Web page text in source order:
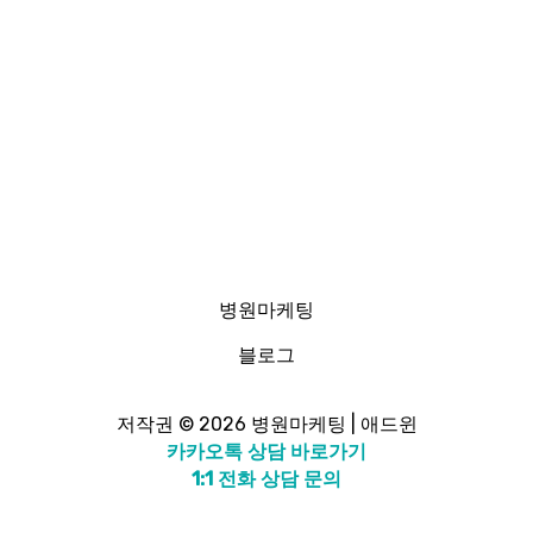
병원마케팅
블로그
저작권 © 2026 병원마케팅 | 애드윈
카카오톡 상담 바로가기
1:1 전화 상담 문의